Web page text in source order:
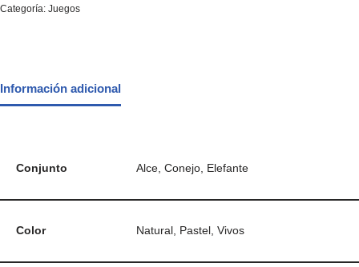
Categoría: Juegos
Información adicional
Conjunto Alce, Conejo, Elefante
Color Natural, Pastel, Vivos